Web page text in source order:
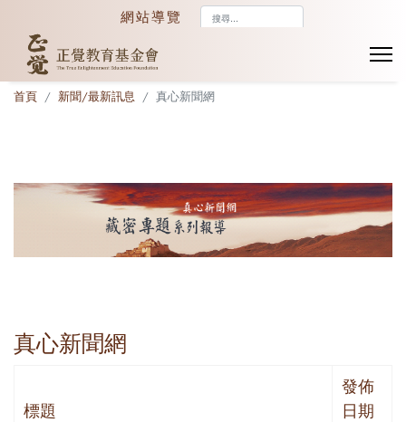
網站導覽
首頁 新聞/最新訊息 真心新聞網
真心新聞網
標題
發佈
日期